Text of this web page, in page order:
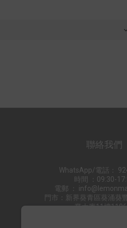
聯絡我們
WhatsApp/電話：
時間 ：09:30-
電郵 ：
門市：新界葵青區葵涌葵
業大廈11樓